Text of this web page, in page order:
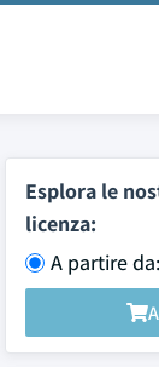
Esplora le
licenza:
A partire